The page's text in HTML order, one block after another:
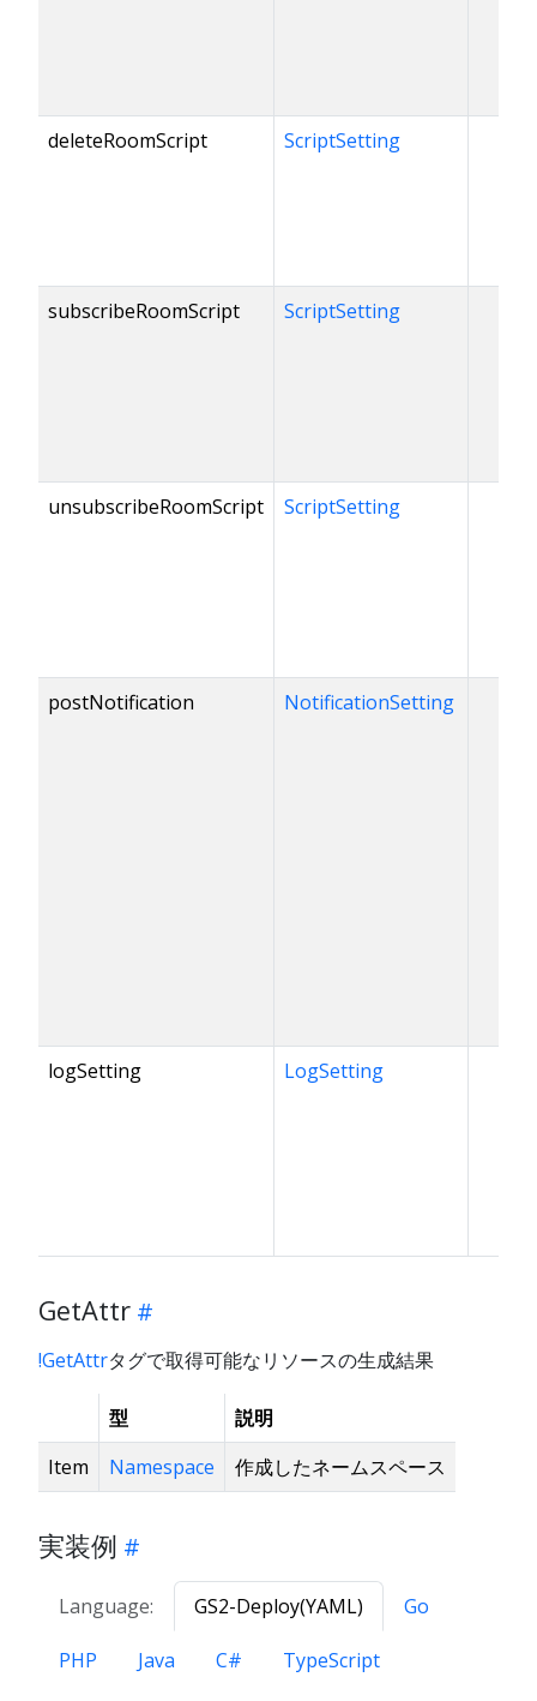
deleteRoomScript ScriptSetting
subscribeRoomScript ScriptSetting
unsubscribeRoomScript ScriptSetting
postNotification NotificationSetting
logSetting LogSetting
GetAttr
!GetAttrタグで取得可能なリソースの生成結果
型
説明
Item
Namespace 作成したネームスペース
実装例
Language: GS2-Deploy(YAML) Go
PHP Java C# TypeScript